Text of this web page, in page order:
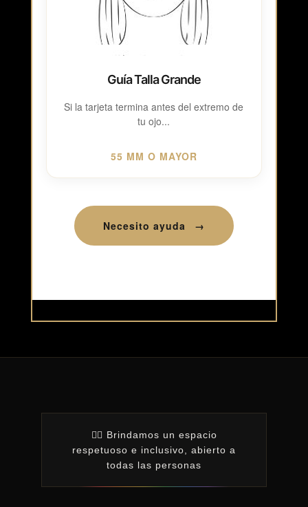
Guía Talla Grande
Si la tarjeta termina antes del extremo de
tu ojo...
55 MM O MAYOR
Necesito ayuda →
🏳️‍🌈 Brindamos un espacio
respetuoso e inclusivo, abierto a
todas las personas